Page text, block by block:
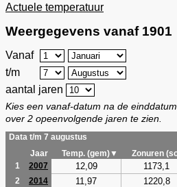
Actuele temperatuur
Weergegevens vanaf 1901
Vanaf
t/m
aantal jaren
Kies een vanaf-datum na de
over 2 opeenvolgende jaren te zien.
Data t/m 7 augustus
Jaar
Temp. (gem)▼ Zonuren
1
2007 12,09 1173,1
2 2014 11,97 1220,8